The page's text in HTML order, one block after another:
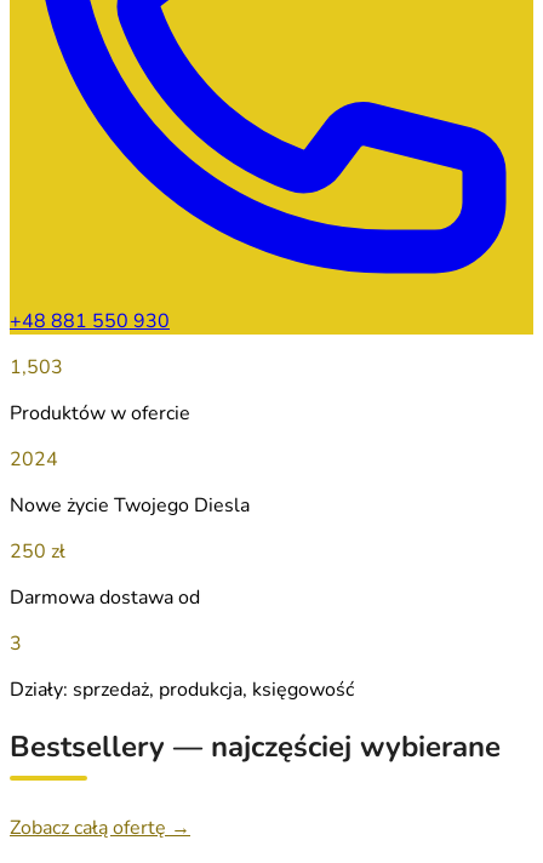
+48 881 550 930
1,503
Produktów w ofercie
2024
Nowe życie Twojego Diesla
250 zł
Darmowa dostawa od
3
Działy: sprzedaż, produkcja, księgowość
Bestsellery — najczęściej wybierane
Zobacz całą ofertę →